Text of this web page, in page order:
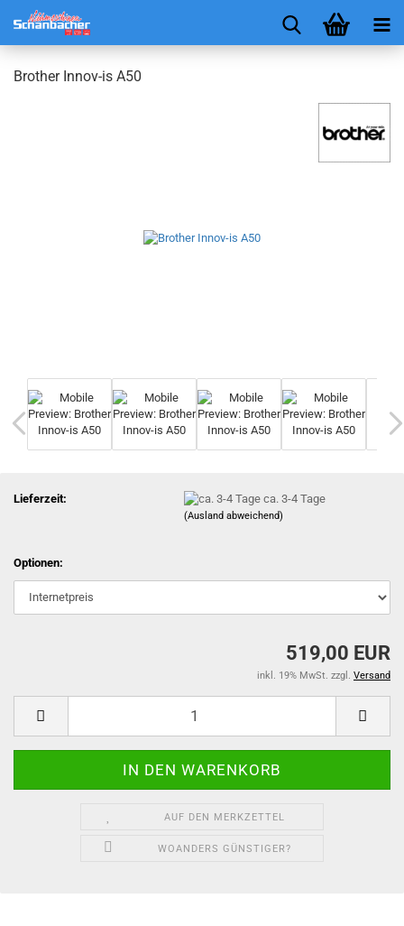
Brother Innov-is A50
Lieferzeit: ca. 3-4 Tage
(Ausland abweichend)
Optionen:
519,00 EUR
inkl. 19% MwSt. zzgl. Versand
AUF DEN MERKZETTEL
WOANDERS GÜNSTIGER?